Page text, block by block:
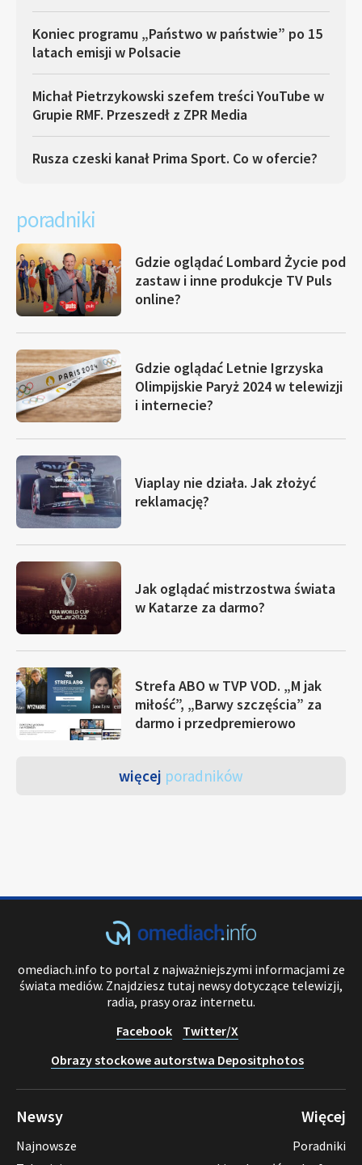
Koniec programu „Państwo w państwie” po 15
latach emisji w Polsacie
Michał Pietrzykowski szefem treści YouTube w
Grupie RMF. Przeszedł z ZPR Media
Rusza czeski kanał Prima Sport. Co w ofercie?
poradniki
Gdzie oglądać Lombard Życie pod
zastaw i inne produkcje TV Puls
online?
Gdzie oglądać Letnie Igrzyska
Olimpijskie Paryż 2024 w telewizji
i internecie?
Viaplay nie działa. Jak złożyć
reklamację?
Jak oglądać mistrzostwa świata
w Katarze za darmo?
Strefa ABO w TVP VOD. „M jak
miłość”, „Barwy szczęścia” za
darmo i przedpremierowo
więcej poradników
omediach.info to portal z najważniejszymi informacjami ze
świata mediów. Znajdziesz tutaj newsy dotyczące telewizji,
radia, prasy oraz internetu.
Facebook
Twitter/X
Obrazy stockowe autorstwa Depositphotos
Newsy
Najnowsze
Więcej
Poradniki